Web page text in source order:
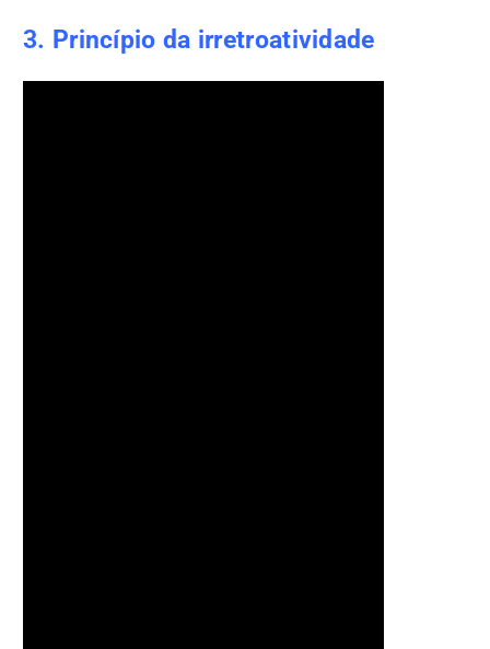
3. Princípio da irretroatividade